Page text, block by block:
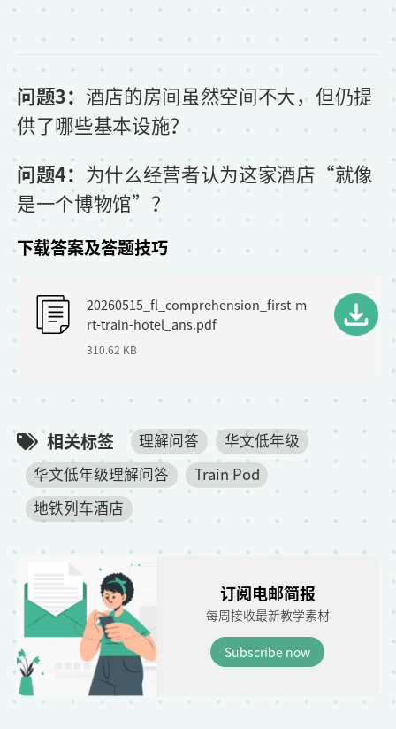
问题3： 酒店的房间虽然空间不大，但仍提
供了哪些基本设施？
问题4： 为什么经营者认为这家酒店“就像
是一个博物馆”？
下载答案及答题技巧
20260515_fl_comprehension_first-m
rt-train-hotel_ans.pdf
310.62 KB
相关标签 理解问答
华文低年级
华文低年级理解问答
Train Pod
地铁列车酒店
订阅电邮简报
每周接收最新教学素材
Subscribe now